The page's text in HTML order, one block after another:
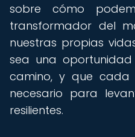
sobre cómo
transformador del
nuestras propias
sea una
camino, y que
necesario para
resilientes.